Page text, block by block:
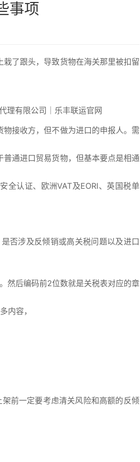
事项
了跟头，导致货物在海关那里被扣留
接收方，但不做为进口的申报人。需
通进口贸易货物，但基本要点是相通
全认证、欧洲VAT及EORI、英国税单
否涉及反倾销或高关税问题以及进口
然后编码前2位数就是关税表对应的章
内容，
前一定要考虑清关风险和高额的反倾